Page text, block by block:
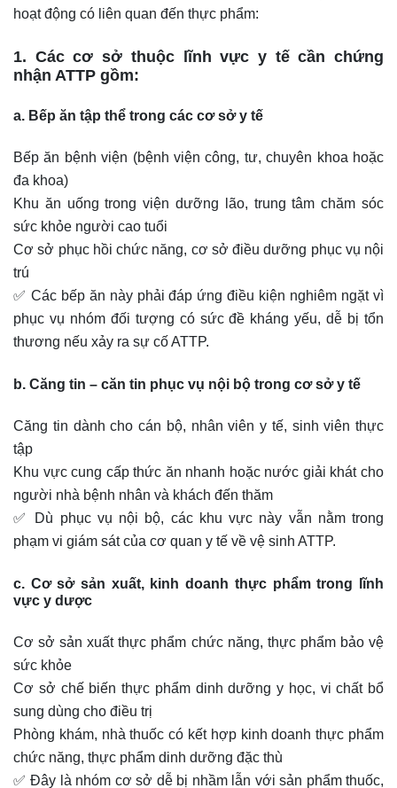
hoạt động có liên quan đến thực phẩm:
1. Các cơ sở thuộc lĩnh vực y tế cần chứng
nhận ATTP gồm:
a. Bếp ăn tập thể trong các cơ sở y tế
Bếp ăn bệnh viện (bệnh viện công, tư, chuyên khoa hoặc
đa khoa)
Khu ăn uống trong viện dưỡng lão, trung tâm chăm sóc
sức khỏe người cao tuổi
Cơ sở phục hồi chức năng, cơ sở điều dưỡng phục vụ nội
trú
✅ Các bếp ăn này phải đáp ứng điều kiện nghiêm ngặt vì
phục vụ nhóm đối tượng có sức đề kháng yếu, dễ bị tổn
thương nếu xảy ra sự cố ATTP.
b. Căng tin – căn tin phục vụ nội bộ trong cơ sở y tế
Căng tin dành cho cán bộ, nhân viên y tế, sinh viên thực
tập
Khu vực cung cấp thức ăn nhanh hoặc nước giải khát cho
người nhà bệnh nhân và khách đến thăm
✅ Dù phục vụ nội bộ, các khu vực này vẫn nằm trong
phạm vi giám sát của cơ quan y tế về vệ sinh ATTP.
c. Cơ sở sản xuất, kinh doanh thực phẩm trong lĩnh
vực y dược
Cơ sở sản xuất thực phẩm chức năng, thực phẩm bảo vệ
sức khỏe
Cơ sở chế biến thực phẩm dinh dưỡng y học, vi chất bổ
sung dùng cho điều trị
Phòng khám, nhà thuốc có kết hợp kinh doanh thực phẩm
chức năng, thực phẩm dinh dưỡng đặc thù
✅ Đây là nhóm cơ sở dễ bị nhầm lẫn với sản phẩm thuốc,